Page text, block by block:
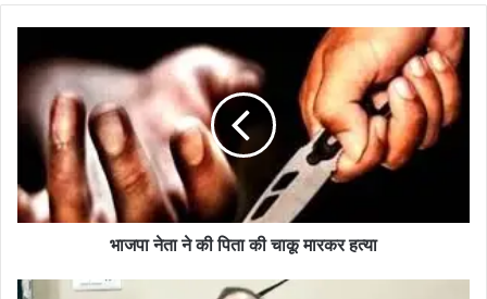
भाजपा नेता ने की पिता की चाकू मारकर हत्या